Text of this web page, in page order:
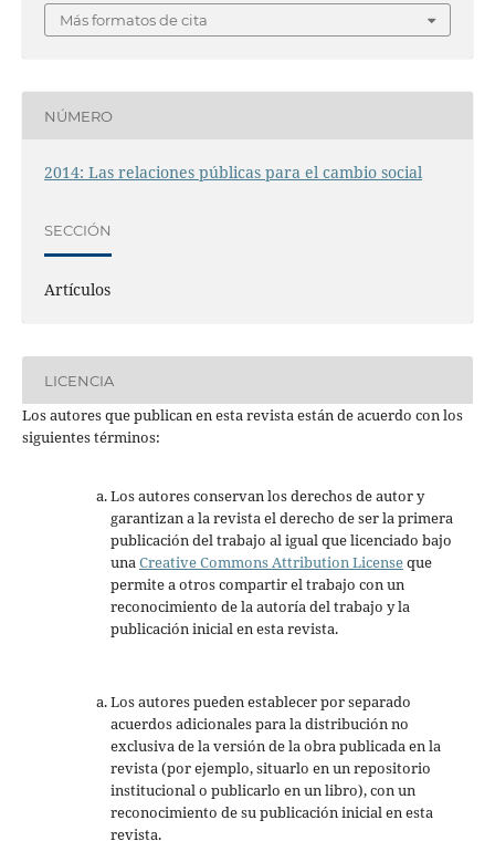
Más formatos de cita
NÚMERO
2014: Las relaciones públicas para el cambio social
SECCIÓN
Artículos
LICENCIA
Los autores que publican en esta revista están de acuerdo con los
siguientes términos:
Los autores conservan los derechos de autor y
garantizan a la revista el derecho de ser la primera
publicación del trabajo al igual que licenciado bajo
unaCreative Commons Attribution Licenseque
permite a otros compartir el trabajo con un
reconocimiento de la autoría del trabajo y la
publicación inicial en esta revista.
Los autores pueden establecer por separado
acuerdos adicionales para la distribución no
exclusiva de la versión de la obra publicada en la
revista (por ejemplo, situarlo en un repositorio
institucional o publicarlo en un libro), con un
reconocimiento de su publicación inicial en esta
revista.